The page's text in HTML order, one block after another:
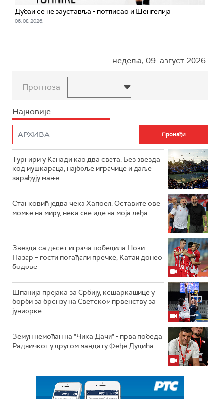
Дубаи се не зауставља - потписао и Шенгелија
06. 08. 2026.
недеља, 09. август 2026.
Прогноза
Најновије
Турнири у Канади као два света: Без звезда
код мушкараца, најбоље играчице и даље
зарађују мање
Станковић једва чека Хапоел: Оставите ове
момке на миру, нека све иде на моја леђа
Звезда са десет играча победила Нови
Пазар – гости погађали пречке, Катаи донео
бодове
Шпанија прејакa за Србију, кошаркашице у
борби за бронзу на Светском првенству за
јуниорке
Земун немоћан на "Чика Дачи" - прва победа
Радничког у другом мандату Феђе Дудића